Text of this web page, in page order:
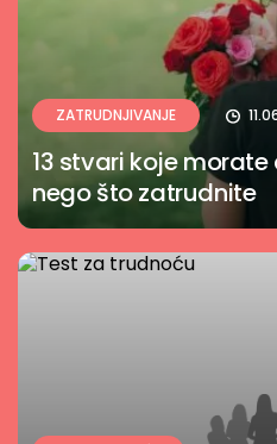
ZATRUDNJIVANJE
13 stvari koje
nego što zatrudnite